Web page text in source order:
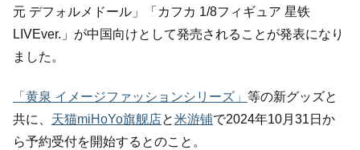
元 デフォルメドール」「カフカ 1/8フィギュア 星铁
LIVEver.」が中国向けとして発売されることが発表になり
ました。
「黄泉 イメージファッションシリーズ」 等の新グッズと
共に、 天猫miHoYo旗舰店と米游铺で2024年10月31日か
ら予約受付を開始するとのこと。